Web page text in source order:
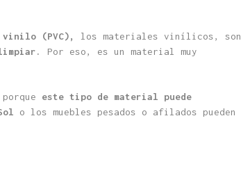
(PVC),
los materiales vinílicos, son
Por eso, es un material muy
este tipo de material puede
o los muebles pesados o afilados pueden